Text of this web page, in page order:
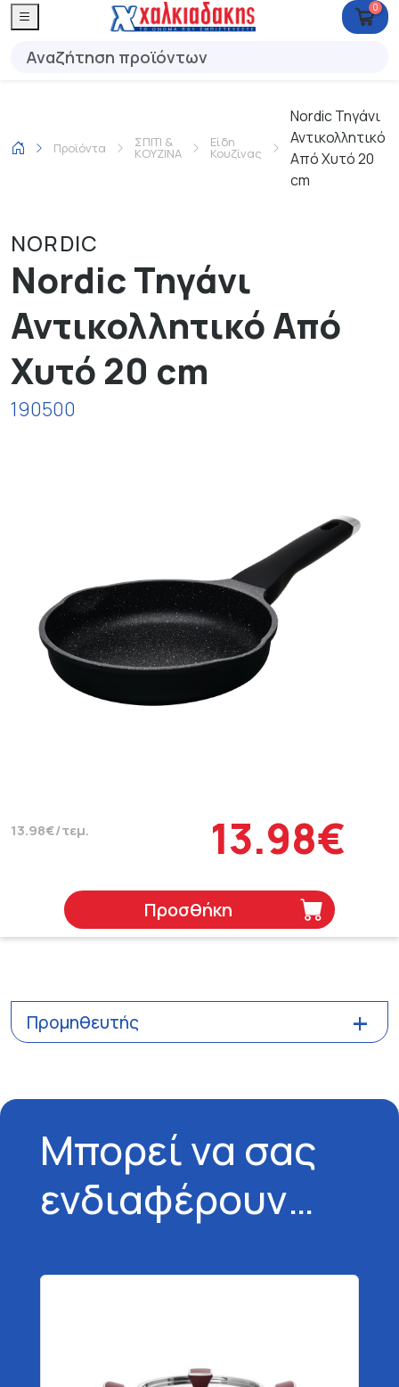
0
Προϊόντα ΣΠΙΤΙ &
ΚΟΥΖΙΝΑ
Είδη
Κουζίνας
Nordic Τηγάνι
Αντικολλητικό
Από Χυτό 20
cm
NORDIC
Nordic Τηγάνι
Αντικολλητικό Από
Χυτό 20 cm
190500
13.98€/τεμ. 13.98€
Προσθήκη
Προμηθευτής
Μπορεί να σας
ενδιαφέρουν…